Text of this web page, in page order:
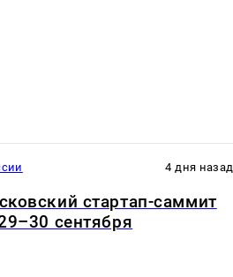
4 дня назад
стартап-саммит
сентября